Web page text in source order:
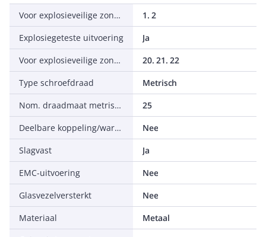
Voor explosieveilige zone gas
1. 2
Explosiegeteste uitvoering
Ja
Voor explosieveilige zone stof
20. 21. 22
Type schroefdraad
Metrisch
Nom. draadmaat metrisch/Pg
25
Deelbare koppeling/wartel
Nee
Slagvast
Ja
EMC-uitvoering
Nee
Glasvezelversterkt
Nee
Materiaal
Metaal